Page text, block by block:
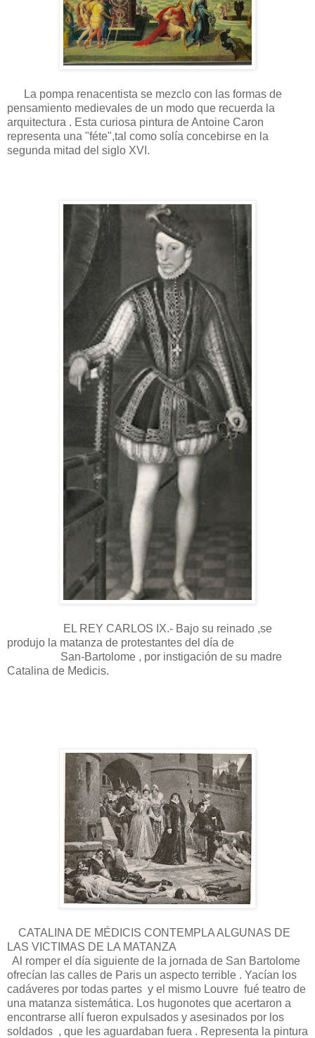
La pompa renacentista se mezclo con las formas de
pensamiento medievales de un modo que recuerda la
arquitectura . Esta curiosa pintura de Antoine Caron
representa una "féte",tal como solía concebirse en la
segunda mitad del siglo XVI.
EL REY CARLOS IX.- Bajo su reinado ,se
produjo la matanza de protestantes del día de
San-Bartolome , por instigación de su madre
Catalina de Medicis.
CATALINA DE MÉDICIS CONTEMPLA ALGUNAS DE
LAS VICTIMAS DE LA MATANZA
Al romper el día siguiente de la jornada de San Bartolome
ofrecían las calles de Paris un aspecto terrible . Yacían los
cadáveres por todas partes y el mismo Louvre fué teatro de
una matanza sistemática. Los hugonotes que acertaron a
encontrarse allí fueron expulsados y asesinados por los
soldados , que les aguardaban fuera . Representa la pintura